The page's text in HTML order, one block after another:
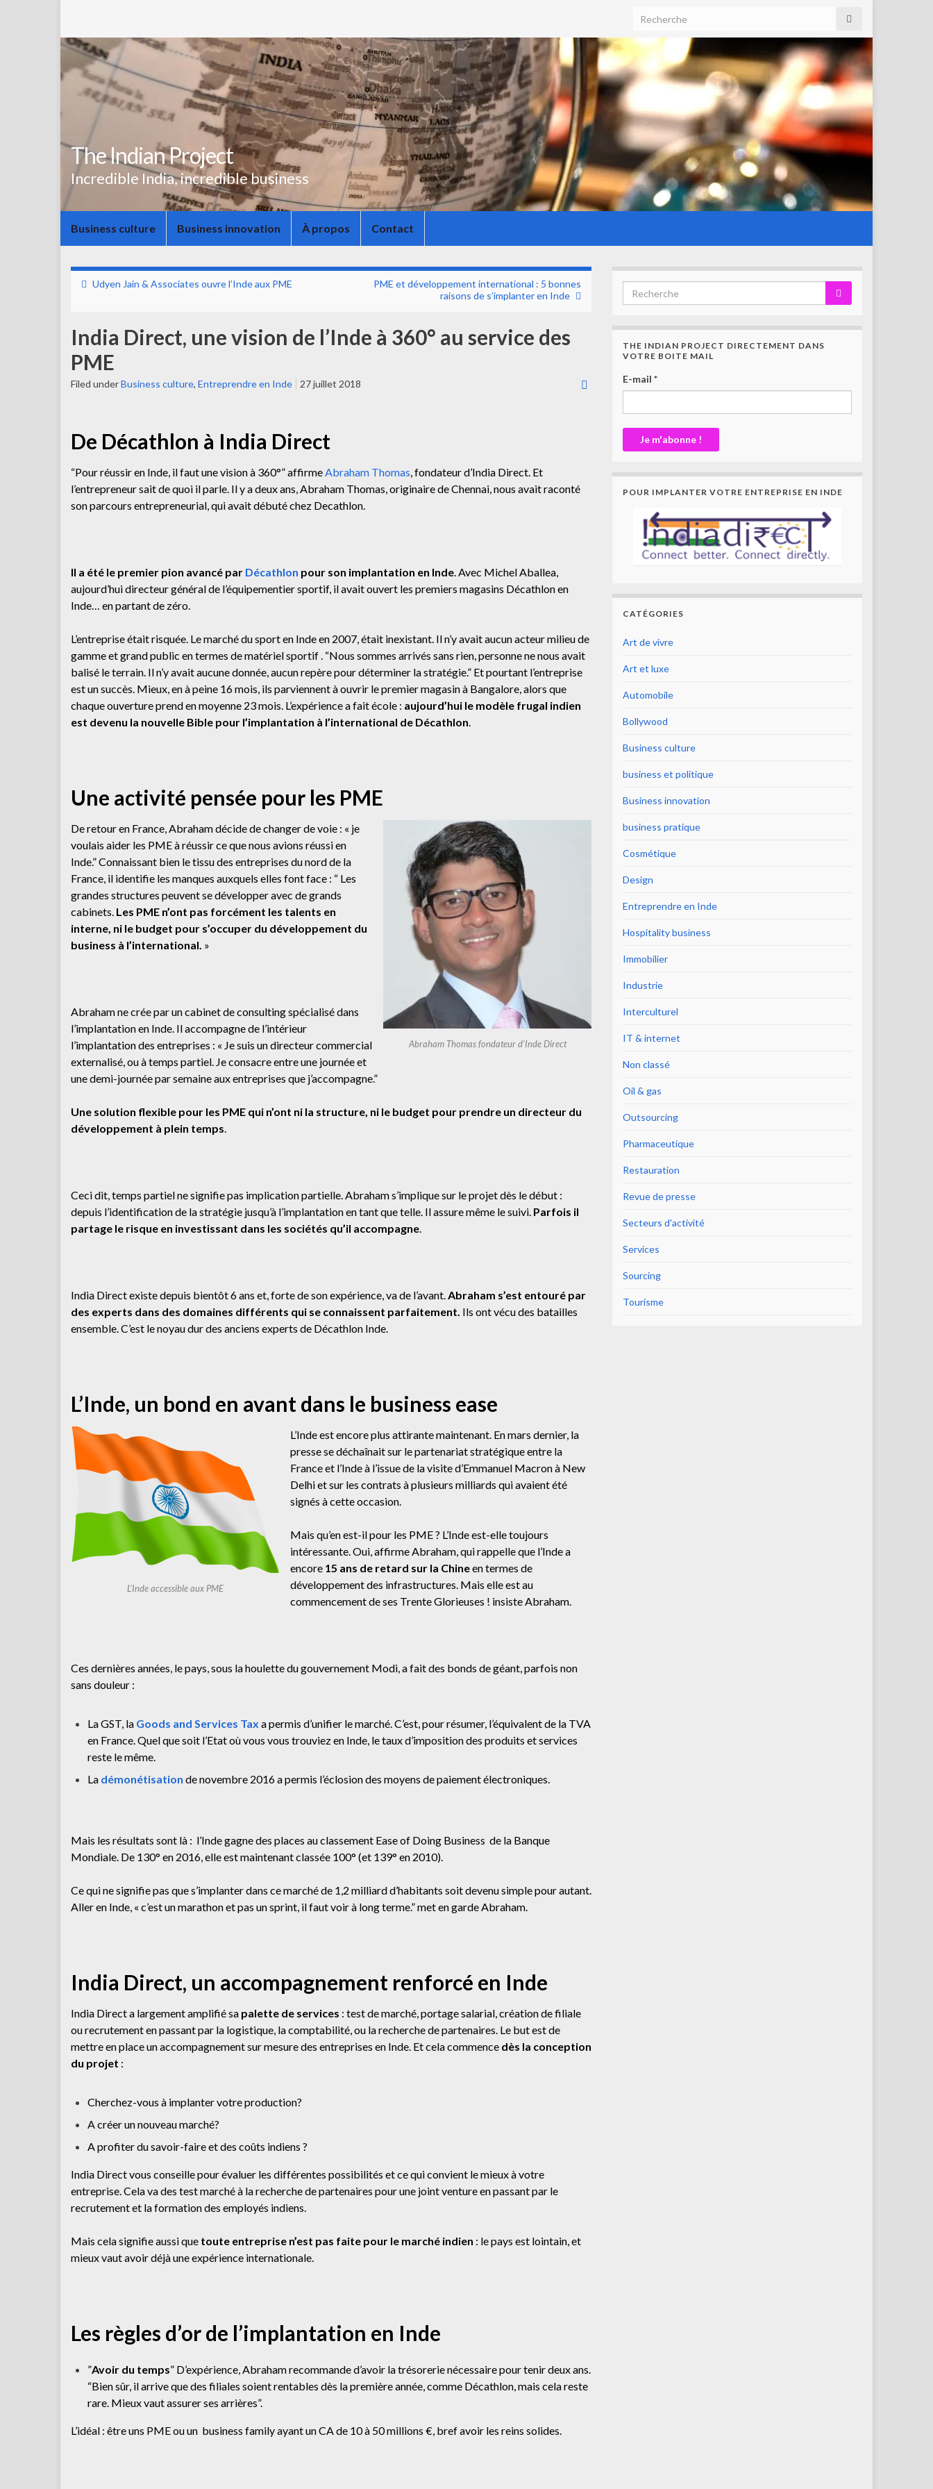
The Indian Project
Incredible India, incredible business
Business culture Business innovation À propos Contact
Udyen Jain & Associates ouvre l’Inde aux PME
PME et développement international : 5 bonnes
raisons de s’implanter en Inde
India Direct, une vision de l’Inde à 360° au service des
PME
Filed underBusiness culture, Entreprendre en Inde 27 juillet 2018
De Décathlon à India Direct
“Pour réussir en Inde, il faut une vision à 360°” affirmeAbraham Thomas, fondateur d’India Direct. Et
l’entrepreneur sait de quoi il parle. Il y a deux ans, Abraham Thomas, originaire de Chennai, nous avait raconté
son parcours entrepreneurial, qui avait débuté chez Decathlon.
Il a été le premier pion avancé par Décathlon pour son implantation en Inde. Avec Michel Aballea,
aujourd’hui directeur général de l’équipementier sportif, il avait ouvert les premiers magasins Décathlon en
Inde… en partant de zéro.
L’entreprise était risquée. Le marché du sport en Inde en 2007, était inexistant. Il n’y avait aucun acteur milieu de
gamme et grand public en termes de matériel sportif . “Nous sommes arrivés sans rien, personne ne nous avait
balisé le terrain. Il n’y avait aucune donnée, aucun repère pour déterminer la stratégie.” Et pourtant l’entreprise
est un succès. Mieux, en à peine 16 mois, ils parviennent à ouvrir le premier magasin à Bangalore, alors que
chaque ouverture prend en moyenne 23 mois. L’expérience a fait école : aujourd’hui le modèle frugal indien
est devenu la nouvelle Bible pour l’implantation à l’international de Décathlon.
Une activité pensée pour les PME
Abraham Thomas fondateur d’Inde Direct
De retour en France, Abraham décide de changer de voie : « je
voulais aider les PME à réussir ce que nous avions réussi en
Inde.”Connaissant bien le tissu des entreprises du nord de la
France, il identifie les manques auxquels elles font face : “ Les
grandes structures peuvent se développer avec de grands
cabinets. Les PME n’ont pas forcément les talents en
interne, ni le budget pour s’occuper du développement du
business à l’international. »
Abraham ne crée par un cabinet de consulting spécialisé dans
l’implantation en Inde. Il accompagne de l’intérieur
l’implantation des entreprises : « Je suis un directeur commercial
externalisé, ou à temps partiel. Je consacre entre une journée et
une demi-journée par semaine aux entreprises que j’accompagne.”
Une solution flexible pour les PME qui n’ont ni la structure, ni le budget pour prendre un directeur du
développement à plein temps.
Ceci dit, temps partiel ne signifie pas implication partielle. Abraham s’implique sur le projet dès le début :
depuis l’identification de la stratégie jusqu’à l’implantation en tant que telle. Il assure même le suivi. Parfois il
partage le risque en investissant dans les sociétés qu’il accompagne.
India Direct existe depuis bientôt 6 ans et, forte de son expérience, va de l’avant.Abraham s’est entouré par
des experts dans des domaines différents qui se connaissent parfaitement. Ils ont vécu des batailles
ensemble.C’est le noyau dur des anciens experts de Décathlon Inde.
L’Inde, un bond en avant dans le business ease
L’Inde accessible aux PME
L’Inde est encore plus attirante maintenant. En mars dernier, la
presse se déchaînait sur le partenariat stratégique entre la
France et l’Inde à l’issue de la visite d’Emmanuel Macron à New
Delhi et sur les contrats à plusieurs milliards qui avaient été
signés à cette occasion.
Mais qu’en est-il pour les PME ? L’Inde est-elle toujours
intéressante. Oui, affirme Abraham, qui rappelle que l’Inde a
encore 15 ans de retard sur la Chineen termes de
développement des infrastructures. Mais elle est au
commencement de ses Trente Glorieuses ! insiste Abraham.
Ces dernières années, le pays, sous la houlette du gouvernement Modi, a fait des bonds de géant, parfois non
sans douleur :
La GST, la Goods and Services Tax a permis d’unifier le marché. C’est, pour résumer, l’équivalent de la TVA
en France. Quel que soit l’Etat où vous vous trouviez en Inde, le taux d’imposition des produits et services
reste le même.
La démonétisation de novembre 2016 a permis l’éclosion des moyens de paiement électroniques.
Mais les résultats sont là : l’Inde gagne des places au classement Ease of Doing Business de la Banque
Mondiale. De 130° en 2016, elle est maintenant classée 100° (et 139° en 2010).
Ce qui ne signifie pas que s’implanter dans ce marché de 1,2 milliard d’habitants soit devenu simple pour autant.
Aller en Inde, « c’est un marathon et pas un sprint, il faut voir à long terme.” met en garde Abraham.
India Direct, un accompagnement renforcé en Inde
India Direct a largement amplifié sa palette de services : test de marché, portage salarial, création de filiale
ou recrutement en passant par la logistique, la comptabilité, ou la recherche de partenaires. Le but est de
mettre en place un accompagnement sur mesure des entreprises en Inde. Et cela commence dès la conception
du projet :
Cherchez-vous à implanter votre production?
A créer un nouveau marché?
A profiter du savoir-faire et des coûts indiens ?
India Direct vous conseille pour évaluer les différentes possibilités et ce qui convient le mieux à votre
entreprise. Cela va des test marché à la recherche de partenaires pour une joint venture en passant par le
recrutement et la formation des employés indiens.
Mais cela signifie aussi que toute entreprise n’est pas faite pour le marché indien : le pays est lointain, et
mieux vaut avoir déjà une expérience internationale.
Les règles d’or de l’implantation en Inde
”Avoir du temps” D’expérience, Abraham recommande d’avoir la trésorerie nécessaire pour tenir deux ans.
“Bien sûr, il arrive que des filiales soient rentables dès la première année, comme Décathlon, mais cela reste
rare. Mieux vaut assurer ses arrières”.
L’idéal : être uns PME ou un business family ayant un CA de 10 à 50 millions €, bref avoir les reins solides.
THE INDIAN PROJECT DIRECTEMENT DANS
VOTRE BOITE MAIL
E-mail *
POUR IMPLANTER VOTRE ENTREPRISE EN INDE
CATÉGORIES
Art de vivre
Art et luxe
Automobile
Bollywood
Business culture
business et politique
Business innovation
business pratique
Cosmétique
Design
Entreprendre en Inde
Hospitality business
Immobilier
Industrie
Interculturel
IT & internet
Non classé
Oil & gas
Outsourcing
Pharmaceutique
Restauration
Revue de presse
Secteurs d'activité
Services
Sourcing
Tourisme